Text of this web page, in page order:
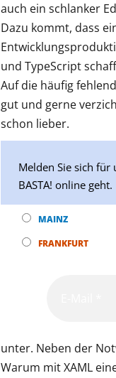
auch ein schlanker
Dazu kommt, dass
und TypeScript
Auf die häufig
gut und gerne
schon lieber.
Melden Sie sich für
BASTA! online geht.
MAINZ
FRANKFURT
unter. Neben der
Warum mit XAML